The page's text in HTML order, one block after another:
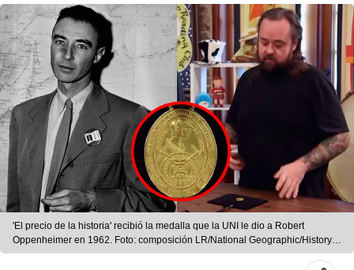
'El precio de la historia' recibió la medalla que la UNI le dio a Robert
Oppenheimer en 1962. Foto: composición LR/National Geographic/History
Latinoamérica